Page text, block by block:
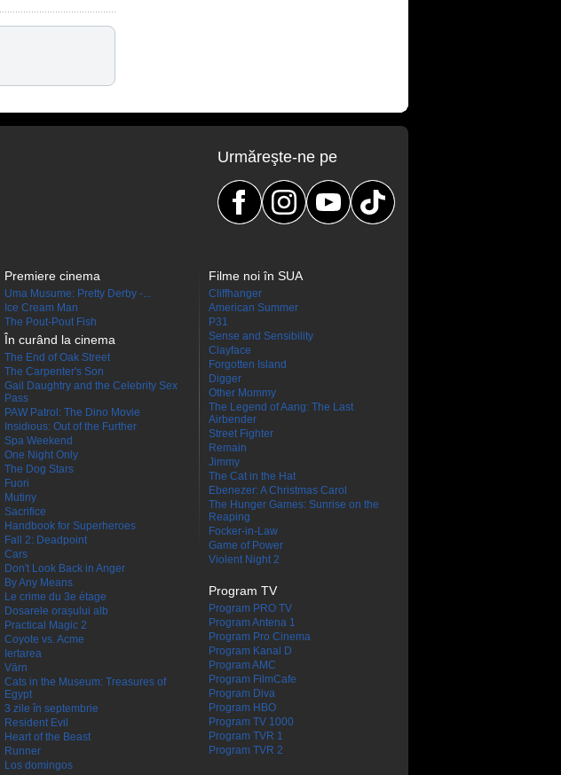
Urmăreşte-ne pe
Premiere cinema
Uma Musume: Pretty Derby -...
Ice Cream Man
The Pout-Pout Fish
În curând la cinema
The End of Oak Street
The Carpenter's Son
Gail Daughtry and the Celebrity Sex
Pass
PAW Patrol: The Dino Movie
Insidious: Out of the Further
Spa Weekend
One Night Only
The Dog Stars
Fuori
Mutiny
Sacrifice
Handbook for Superheroes
Fall 2: Deadpoint
Cars
Don't Look Back in Anger
By Any Means
Le crime du 3e étage
Dosarele orașului alb
Practical Magic 2
Coyote vs. Acme
Iertarea
Värn
Cats in the Museum: Treasures of
Egypt
3 zile în septembrie
Resident Evil
Heart of the Beast
Runner
Los domingos
Filme noi în SUA
Cliffhanger
American Summer
P31
Sense and Sensibility
Clayface
Forgotten Island
Digger
Other Mommy
The Legend of Aang: The Last
Airbender
Street Fighter
Remain
Jimmy
The Cat in the Hat
Ebenezer: A Christmas Carol
The Hunger Games: Sunrise on the
Reaping
Focker-in-Law
Game of Power
Violent Night 2
Program TV
Program PRO TV
Program Antena 1
Program Pro Cinema
Program Kanal D
Program AMC
Program FilmCafe
Program Diva
Program HBO
Program TV 1000
Program TVR 1
Program TVR 2